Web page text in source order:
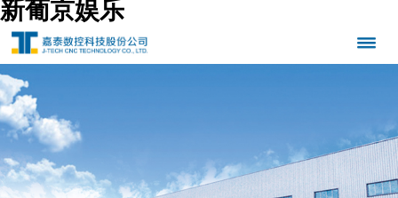
新葡京娱乐